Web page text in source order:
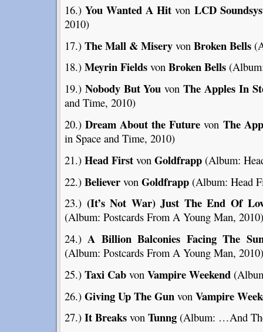
16.)You Wanted A Hit von LCD
2010)
17.) The Mall & Miseryvon Broken Bells
18.) Meyrin Fieldsvon Broken Bells
19.) Nobody But You vonThe Apples In
and Time, 2010)
20.)Dream About the Future von The
in Space and Time, 2010)
21.) Head Firstvon Goldfrapp(Album:
22.) Believervon Goldfrapp(Album: Head
23.) (It’s Not War) Just The End Of
(Album: Postcards From A Young Man, 2010)
24.)A Billion Balconies Facing The
(Album: Postcards From A Young Man, 2010)
25.) Taxi Cabvon Vampire Weekend
26.) Giving Up The Gun von Vampire
27.) It Breaksvon Tunng(Album: …And